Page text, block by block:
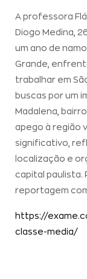
A professora
Diogo Medina,
um ano de
Grande,
trabalhar em
buscas por um
Madalena,
apego à região
significativo,
localização e
capital paulista.
reportagem
https://
classe-media/: